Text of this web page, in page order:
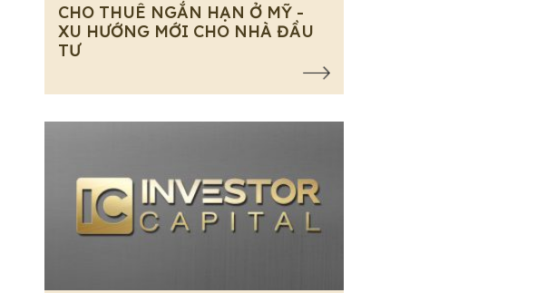
CHO THUÊ NGẮN HẠN Ở MỸ -
XU HƯỚNG MỚI CHO NHÀ ĐẦU
TƯ